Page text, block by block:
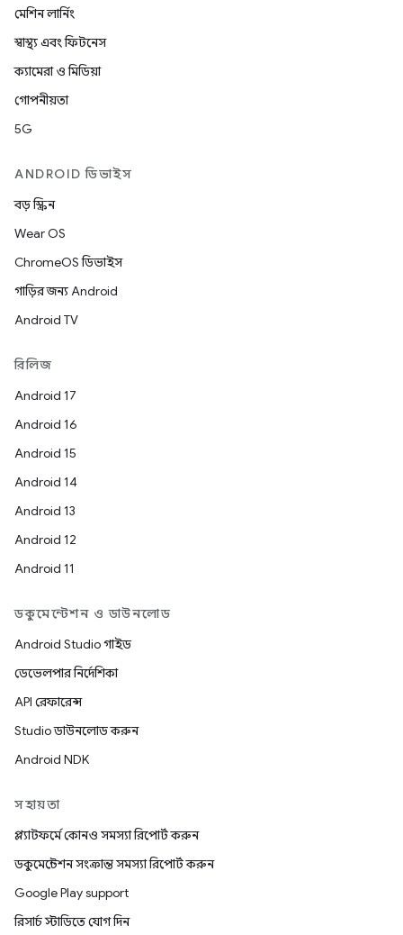
মেশিন লার্নিং
স্বাস্থ্য এবং ফিটনেস
ক্যামেরা ও মিডিয়া
গোপনীয়তা
5G
ANDROID ডিভাইস
বড় স্ক্রিন
Wear OS
ChromeOS ডিভাইস
গাড়ির জন্য Android
Android TV
রিলিজ
Android 17
Android 16
Android 15
Android 14
Android 13
Android 12
Android 11
ডকুমেন্টেশন ও ডাউনলোড
Android Studio গাইড
ডেভেলপার নির্দেশিকা
API রেফারেন্স
Studio ডাউনলোড করুন
Android NDK
সহায়তা
প্ল্যাটফর্মে কোনও সমস্যা রিপোর্ট করুন
ডকুমেন্টেশন সংক্রান্ত সমস্যা রিপোর্ট করুন
Google Play support
রিসার্চ স্টাডিতে যোগ দিন